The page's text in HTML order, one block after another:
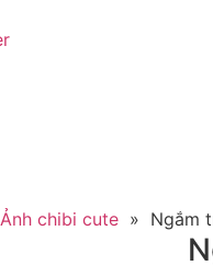
Ảnh chibi cute » Ngắm